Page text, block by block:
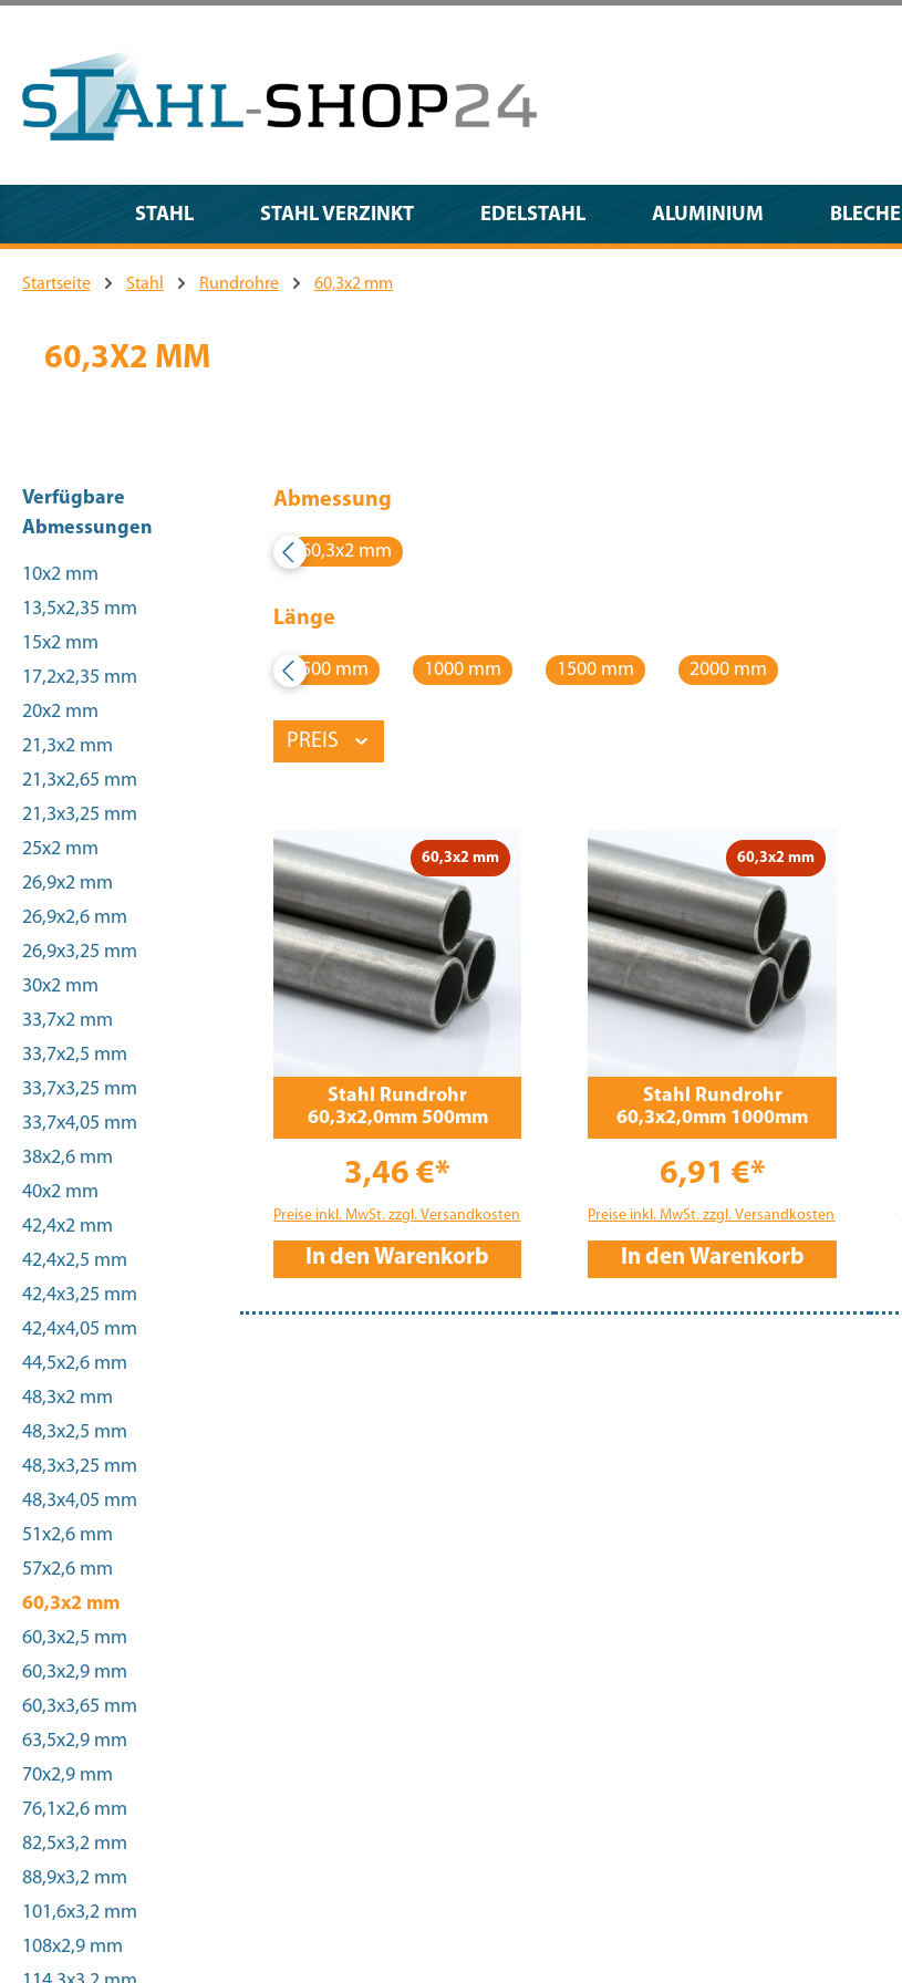
STAHL STAHL VERZINKT EDELSTAHL ALUMINIUM BLECHE
Startseite Stahl Rundrohre 60,3x2 mm
60,3X2 MM
Verfügbare
Abmessungen
10x2 mm
13,5x2,35 mm
15x2 mm
17,2x2,35 mm
20x2 mm
21,3x2 mm
21,3x2,65 mm
21,3x3,25 mm
25x2 mm
26,9x2 mm
26,9x2,6 mm
26,9x3,25 mm
30x2 mm
33,7x2 mm
33,7x2,5 mm
33,7x3,25 mm
33,7x4,05 mm
38x2,6 mm
40x2 mm
42,4x2 mm
42,4x2,5 mm
42,4x3,25 mm
42,4x4,05 mm
44,5x2,6 mm
48,3x2 mm
48,3x2,5 mm
48,3x3,25 mm
48,3x4,05 mm
51x2,6 mm
57x2,6 mm
60,3x2 mm
60,3x2,5 mm
60,3x2,9 mm
60,3x3,65 mm
63,5x2,9 mm
70x2,9 mm
76,1x2,6 mm
82,5x3,2 mm
88,9x3,2 mm
101,6x3,2 mm
108x2,9 mm
Abmessung
60,3x2 mm
Länge
500 mm 1000 mm 1500 mm 2000 mm
PREIS
60,3x2 mm
Stahl Rundrohr
60,3x2,0mm 500mm
3,46 €*
Preise inkl. MwSt. zzgl. Versandkosten
In den Warenkorb
60,3x2 mm
Stahl Rundrohr
60,3x2,0mm 1000mm
6,91 €*
Preise inkl. MwSt. zzgl. Versandkosten
In den Warenkorb